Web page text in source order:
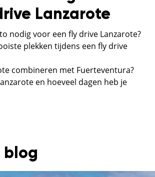
Lanzarote
nodig voor een fly drive Lanzarote?
plekken tijdens een fly drive
combineren met Fuerteventura?
en hoeveel dagen heb je
blog